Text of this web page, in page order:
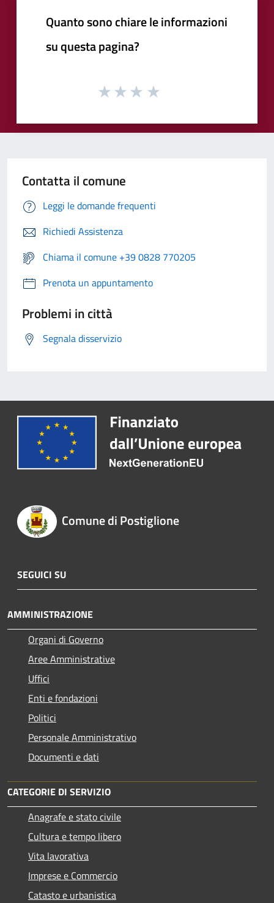
Quanto sono chiare le informazioni
su questa pagina?
Contatta il comune
Leggi le domande frequenti
Richiedi Assistenza
Chiama il comune +39 0828 770205
Prenota un appuntamento
Problemi in città
Segnala disservizio
Comune di Postiglione
SEGUICI SU
AMMINISTRAZIONE
Organi di Governo
Aree Amministrative
Uffici
Enti e fondazioni
Politici
Personale Amministrativo
Documenti e dati
CATEGORIE DI SERVIZIO
Anagrafe e stato civile
Cultura e tempo libero
Vita lavorativa
Imprese e Commercio
Catasto e urbanistica